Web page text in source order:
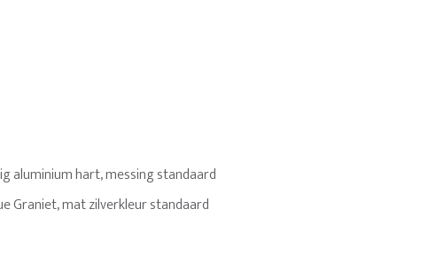
aluminium hart, messing standaard
Graniet, mat zilverkleur standaard